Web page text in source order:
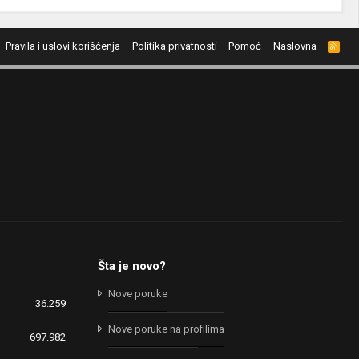
Pravila i uslovi korišćenja Politika privatnosti Pomoć Naslovna
R
S
S
36.259
697.982
Šta je novo?
Nove poruke
Nove poruke na profilima